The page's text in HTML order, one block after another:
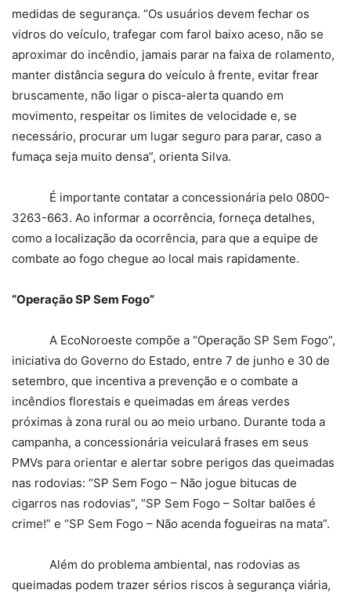
medidas de segurança. “Os usuários devem fechar os
vidros do veículo, trafegar com farol baixo aceso, não se
aproximar do incêndio, jamais parar na faixa de rolamento,
manter distância segura do veículo à frente, evitar frear
bruscamente, não ligar o pisca-alerta quando em
movimento, respeitar os limites de velocidade e, se
necessário, procurar um lugar seguro para parar, caso a
fumaça seja muito densa”, orienta Silva.
É importante contatar a concessionária pelo 0800-
3263-663. Ao informar a ocorrência, forneça detalhes,
como a localização da ocorrência, para que a equipe de
combate ao fogo chegue ao local mais rapidamente.
“Operação SP Sem Fogo”
A EcoNoroeste compõe a “Operação SP Sem Fogo”,
iniciativa do Governo do Estado, entre 7 de junho e 30 de
setembro, que incentiva a prevenção e o combate a
incêndios florestais e queimadas em áreas verdes
próximas à zona rural ou ao meio urbano. Durante toda a
campanha, a concessionária veiculará frases em seus
PMVs para orientar e alertar sobre perigos das queimadas
nas rodovias: “SP Sem Fogo – Não jogue bitucas de
cigarros nas rodovias”, “SP Sem Fogo – Soltar balões é
crime!” e “SP Sem Fogo – Não acenda fogueiras na mata”.
Além do problema ambiental, nas rodovias as
queimadas podem trazer sérios riscos à segurança viária,